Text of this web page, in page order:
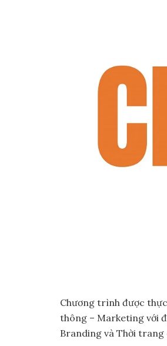
Chương trình được
thông – Marketing với
Branding và Thời trang